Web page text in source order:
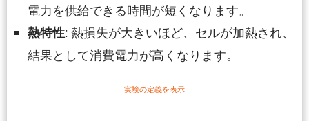
電力を供給できる時間が短くなります。
熱特性: 熱損失が大きいほど、セルが加熱され、
結果として消費電力が高くなります。
実験の定義を表示